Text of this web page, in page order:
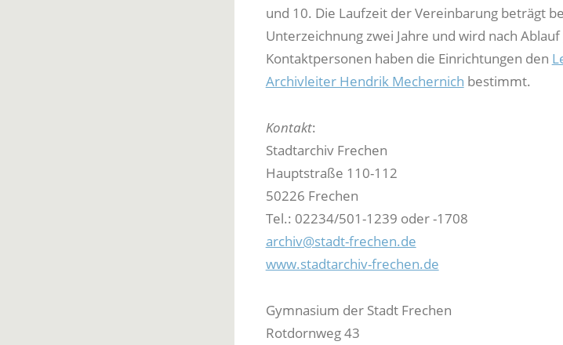
und 10. Die Laufzeit der Vereinbarung beträgt
Unterzeichnung zwei Jahre und wird nach
Kontaktpersonen haben die Einrichtungen den
Archivleiter Hendrik Mechernich bestimmt.
Kontakt:
Stadtarchiv Frechen
Hauptstraße 110-112
50226 Frechen
Tel.: 02234/501-1239 oder -1708
archiv@stadt-frechen.de
www.stadtarchiv-frechen.de
Gymnasium der Stadt Frechen
Rotdornweg 43